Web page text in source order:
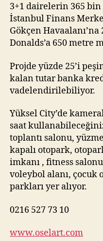
3+1 dairelerin 365 bin
İstanbul Finans
Gökçen
Donalds’a 650 metre
Projde yüzde 25’i
kalan tutar banka
vadelendirilebiliyor.
Yüksel City’de
saat
toplantı salonu,
kapalı otopark,
imkanı , fitness
voleybol alanı, çocuk
parkları yer alıyor.
0216 527 73 10
www.oselart.com